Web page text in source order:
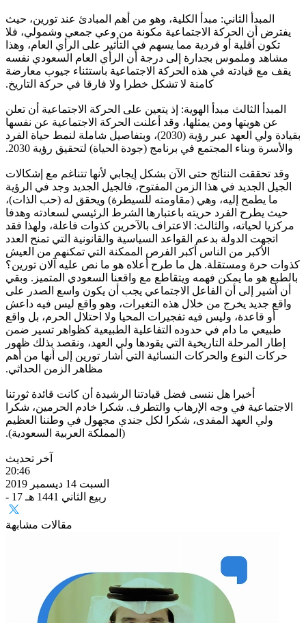
المبدأ الثاني: مبدأ الكلية، وهو من أهم المبادئ عند تورين، حيث
يفترض أن الحركة الاجتماعية مكونة من وعي جمعي وشمولي، فلا
تكون أقلية أو فردية مما يسهم في التأثير على الرأي العام، وهذا
مشاهد وملموس بجدارة إلى درجة أن الرأي العام السعودي نفسه
يقف مع قيادته في هذه الحركة الاجتماعية باستثناء جيوب معارضة
كامنة لا تشكل خطرا ولا فارقا في حركة التاريخ.
المبدأ الثالث مبدأ الهوية: إذ يتعين على الحركة الاجتماعية أن تعلن
عن هويتها ومن يمثلها، وقد أعلنت الحركة الاجتماعية عن نفسها
بقيادة ولي العهد عبر رؤية (2030)، وبتفاصيل شاملة لنمط حياة الفرد
والأسرة وبناء المجتمع في برنامج (جودة الحياة) لتحقيق رؤية 2030.
وقد تحققت النتائج حتى الآن بشكل إيجابي لأنها تتناغم مع إشكالات
الجيل الجديد في هذا الزمن المفتوح، فالجيل الجديد وجد في الرؤية
ما يطمح إليه، وهي (مقاومته للسيطرة) ويحقق له (حب الذات)،
حيث يطرح الفرد حريته باعتبارها الشرط الرئيسي لسعادته وهدفا
مركزيا لحياته، والثالث: الاعتراف بالآخرين كذوات فاعلة، ولهذا فقد
اتجهت الدولة بدعم القواعد السياسية والقانونية التي تمنح العدد
الأكبر من الناس أكبر الفرص الممكنة التي تمكنهم من العيش
كذوات حرة ومستقلة. هل ما طرح أعلاه هو ما نص عليه آلان تورين؟
بالطبع هو ما يمكن فهمه ويتقاطع مع واقعنا السعودي المتميز. وبقي
أن أشير إلى أن الفاعل الاجتماعي يجب أن يكون واسع الصدر على
واقع جديد يخرج من خلال هذه التغيرات، وهو واقع ليس فيه داعش
أو قاعدة، وليس فيه تفجيرات المحيا ولا احتلال الحرم، بل واقع
طبيعي ما دام في حدوده التفاعلية الطبيعية كظواهر تسير ضمن
إطار المرحلة التاريخية التي يقودها ولي العهد، ونقصد بذلك ظهور
حركات النوع والحركات النسائية التي أشار تورين إلى أنها من أهم
مظاهر الزمن الحداثي.
أخيرا هل ننسى فضل قيادتنا الرشيدة أن كانت قائدة ثورتنا
الاجتماعية في وجه الإرهاب والتطرف. شكرا خادم الحرمين، شكرا
ولي العهد المفدى، شكرا لكل جندي مجهول في وطننا العظيم
(المملكة العربية السعودية).
آخر تحديث
20:46
السبت 14 ديسمبر 2019
- 17 ربيع الثاني 1441 هـ
مقالات مشابهة